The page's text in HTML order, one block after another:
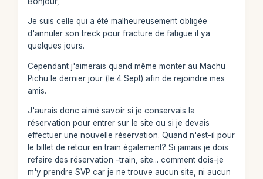
Je suis celle qui a été malheureusement obligée
d'annuler son treck pour fracture de fatigue il ya
quelques jours.
Cependant j'aimerais quand même monter au Machu
Pichu le dernier jour (le 4 Sept) afin de rejoindre mes
amis.
J'aurais donc aimé savoir si je conservais la
réservation pour entrer sur le site ou si je devais
effectuer une nouvelle réservation. Quand n'est-il pour
le billet de retour en train également? Si jamais je dois
refaire des réservation -train, site... comment dois-je
m'y prendre SVP car je ne trouve aucun site, ni aucun